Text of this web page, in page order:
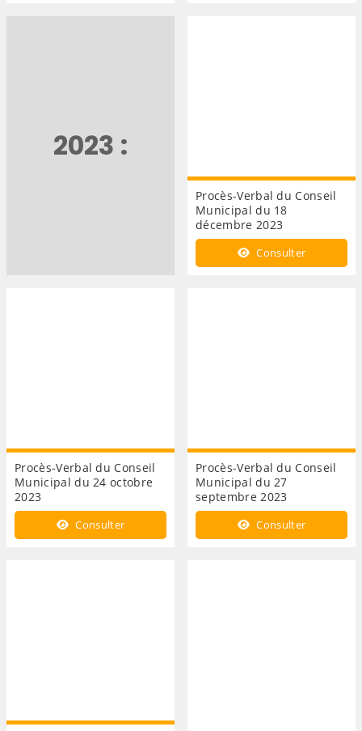
2023 :
Procès-Verbal du Conseil
Municipal du 18
décembre 2023
Consulter
Procès-Verbal du Conseil
Municipal du 24 octobre
2023
Consulter
Procès-Verbal du Conseil
Municipal du 27
septembre 2023
Consulter